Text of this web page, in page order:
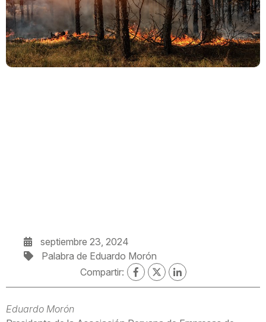
septiembre 23, 2024
Palabra de Eduardo Morón
Compartir:
Eduardo Morón